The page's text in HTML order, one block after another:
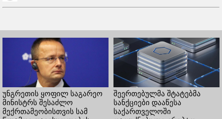
უნგრეთის ყოფილ საგარეო
მინისტრს შესაძლო
მექრთამეობისთვის სამ
შეერთებულმა შტატებმა
სანქციები დააწესა
საქართველოში